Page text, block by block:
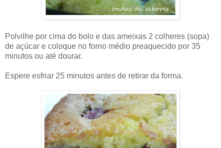
Polvilhe por cima do bolo e das ameixas 2 colheres (sopa)
de açúcar e coloque no forno médio preaquecido por 35
minutos ou até dourar.
Espere esfriar 25 minutos antes de retirar da forma.